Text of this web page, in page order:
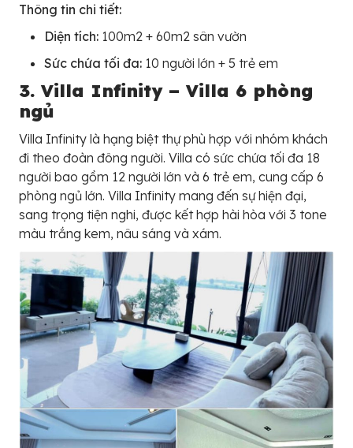
Thông tin chi tiết:
Diện tích: 100m2 + 60m2 sân vườn
Sức chứa tối đa: 10 người lớn + 5 trẻ em
3. Villa Infinity – Villa 6 phòng
ngủ
Villa Infinity là hạng biệt thự phù hợp với nhóm khách
đi theo đoàn đông người. Villa có sức chứa tối đa 18
người bao gồm 12 người lớn và 6 trẻ em, cung cấp 6
phòng ngủ lớn. Villa Infinity mang đến sự hiện đại,
sang trọng tiện nghi, được kết hợp hài hòa với 3 tone
màu trắng kem, nâu sáng và xám.